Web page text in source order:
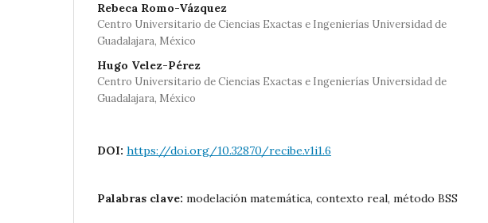
Rebeca Romo-Vázquez
Centro Universitario de Ciencias Exactas e Ingenierías Universidad de
Guadalajara, México
Hugo Velez-Pérez
Centro Universitario de Ciencias Exactas e Ingenierías Universidad de
Guadalajara, México
DOI: https://doi.org/10.32870/recibe.v1i1.6
Palabras clave: modelación matemática, contexto real, método BSS